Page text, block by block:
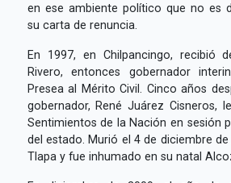
en ese ambiente político que no es
su carta de renuncia.
En 1997, en Chilpancingo, recibió
Rivero, entonces gobernador
Presea al Mérito Civil. Cinco años
gobernador, René Juárez Cisneros,
Sentimientos de la Nación en sesión
del estado. Murió el 4 de diciembre
Tlapa y fue inhumado en su natal